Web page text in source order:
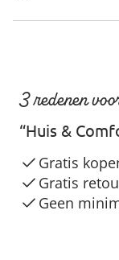
3 redenen
“Huis &
Gratis
Gratis
Geen